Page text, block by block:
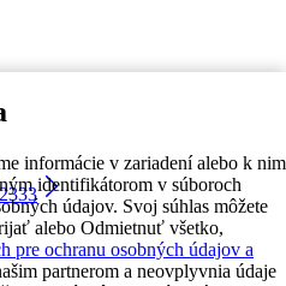
informácie v zariadení alebo k nim
identifikátorom v súboroch
údajov. Svoj súhlas môžete
alebo Odmietnuť všetko,
pre ochranu osobných údajov a
partnerom a neovplyvnia údaje